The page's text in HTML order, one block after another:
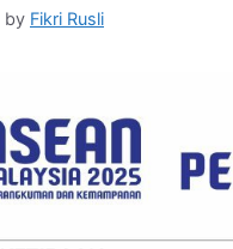
by Fikri Rusli